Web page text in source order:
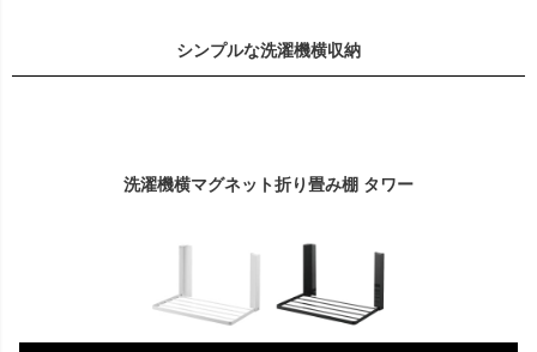
シンプルな洗濯機横収納
洗濯機横マグネット折り畳み棚 タワー